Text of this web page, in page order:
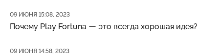
Дата публикации
09 ИЮНЯ 15:08, 2023
Почему Play Fortuna ー это всегда хорошая идея?
Дата публикации
09 ИЮНЯ 14:58, 2023